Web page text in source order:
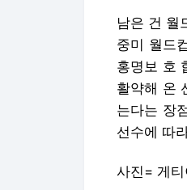
남은 건 월
중미 월드
홍명보 호
활약해 온
는다는 장
선수에 따
사진= 게